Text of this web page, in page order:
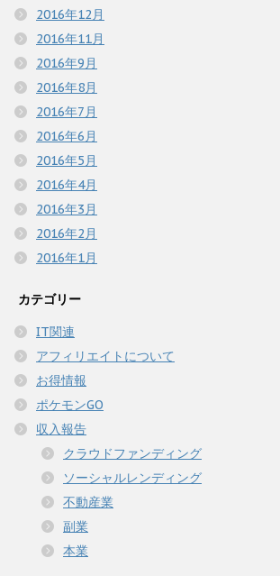
2016年12月
2016年11月
2016年9月
2016年8月
2016年7月
2016年6月
2016年5月
2016年4月
2016年3月
2016年2月
2016年1月
カテゴリー
IT関連
アフィリエイトについて
お得情報
ポケモンGO
収入報告
クラウドファンディング
ソーシャルレンディング
不動産業
副業
本業